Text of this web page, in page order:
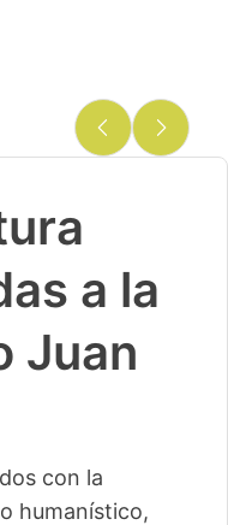
a la
Juan
con la
humanístico,